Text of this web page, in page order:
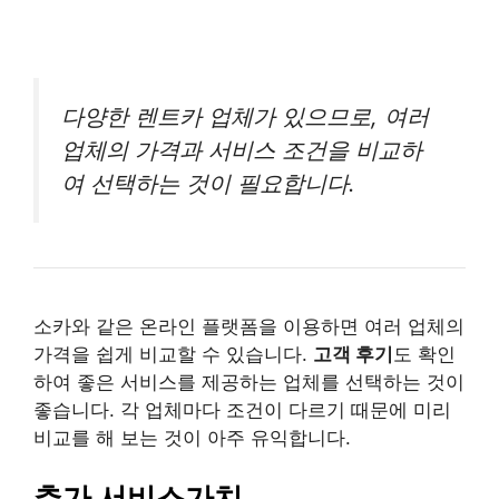
다양한 렌트카 업체가 있으므로, 여러
업체의 가격과 서비스 조건을 비교하
여 선택하는 것이 필요합니다.
소카와 같은 온라인 플랫폼을 이용하면 여러 업체의
가격을 쉽게 비교할 수 있습니다. 고객 후기 도 확인
하여 좋은 서비스를 제공하는 업체를 선택하는 것이
좋습니다. 각 업체마다 조건이 다르기 때문에 미리
비교를 해 보는 것이 아주 유익합니다.